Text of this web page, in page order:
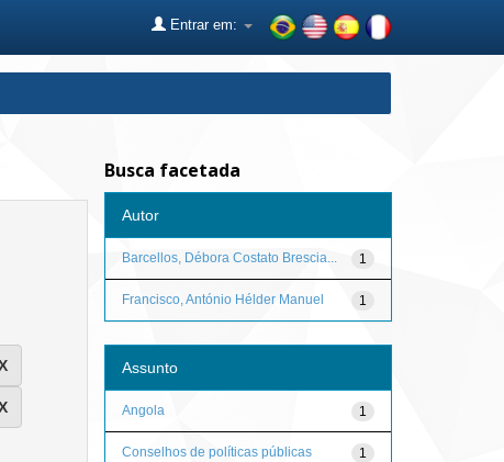
Entrar em:
Busca facetada
Autor
1
Barcellos, Débora Costato Brescia...
1
Francisco, António Hélder Manuel
Assunto
1
Angola
1
Conselhos de políticas públicas